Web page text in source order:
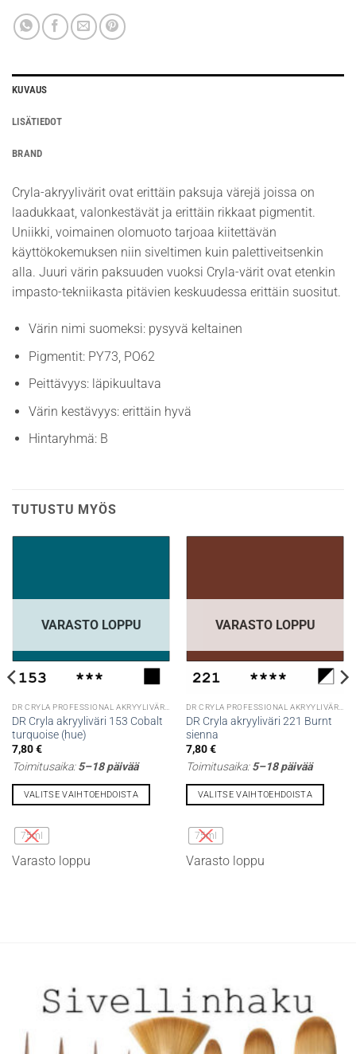
KUVAUS
LISÄTIEDOT
BRAND
Cryla-akryylivärit ovat erittäin paksuja värejä joissa on
laadukkaat, valonkestävät ja erittäin rikkaat pigmentit.
Uniikki, voimainen olomuoto tarjoaa kiitettävän
käyttökokemuksen niin siveltimen kuin palettiveitsenkin
alla. Juuri värin paksuuden vuoksi Cryla-värit ovat etenkin
impasto-tekniikasta pitävien keskuudessa erittäin suositut.
Värin nimi suomeksi: pysyvä keltainen
Pigmentit: PY73, PO62
Peittävyys: läpikuultava
Värin kestävyys: erittäin hyvä
Hintaryhmä: B
TUTUSTU MYÖS
VARASTO LOPPU
DR Cryla akryyliväri 153 Cobalt
turquoise (hue)
7,80€
Toimitusaika:5–18 päivää
VALITSE VAIHTOEHDOISTA
tuotteella
on
useampi
75ml
Varasto loppu
VARASTO LOPPU
DR Cryla akryyliväri 221 Burnt
sienna
7,80€
Toimitusaika:5–18 päivää
VALITSE VAIHTOEHDOISTA
tuotteella
on
useampi
75ml
Varasto loppu